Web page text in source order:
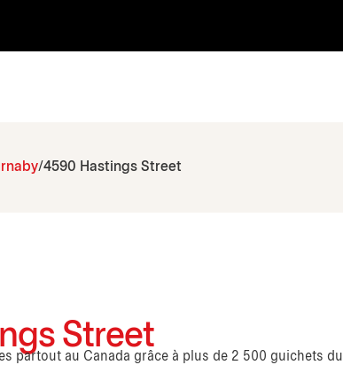
4590 Hastings Street
Street
partout au Canada grâce à plus de 2 500 guichets du